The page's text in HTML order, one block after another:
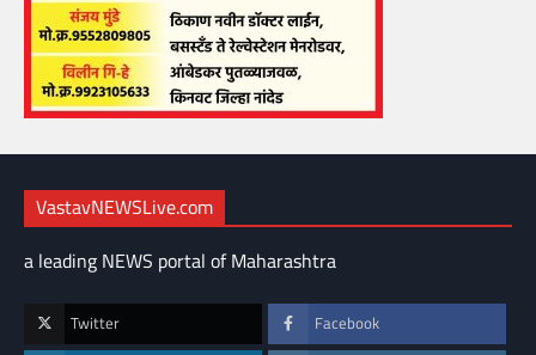
VastavNEWSLive.com
a leading NEWS portal of Maharashtra
Twitter Facebook